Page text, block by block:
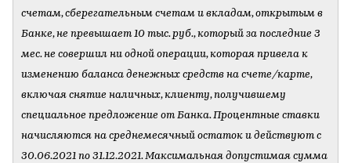
счетам, сберегательным счетам и вкладам, открытым в
Банке, не превышает 10 тыс. руб., который за последние 3
мес. не совершил ни одной операции, которая привела к
изменению баланса денежных средств на счете/карте,
включая снятие наличных, клиенту, получившему
специальное предложение от Банка. Процентные ставки
начисляются на среднемесячный остаток и действуют с
30.06.2021 по 31.12.2021. Максимальная допустимая сумма